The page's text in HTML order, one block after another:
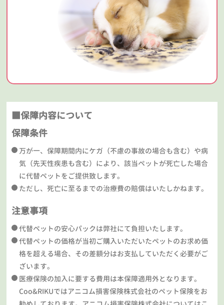
■保障内容について
保障条件
万が一、保障期間内にケガ（不慮の事故の場合も含む）や病
気（先天性疾患も含む）により、該当ペットが死亡した場合
に代替ペットをご提供致します。
ただし、死亡に至るまでの治療費の賠償はいたしかねます。
注意事項
代替ペットの安心パックは弊社にて負担いたします。
代替ペットの価格が当初ご購入いただいたペットのお求め価
格を超える場合、その差額分はお支払していただく必要がご
ざいます。
医療保険の加入に要する費用は本保障適用外となります。
Coo&RIKUではアニコム損害保険株式会社のペット保険をお